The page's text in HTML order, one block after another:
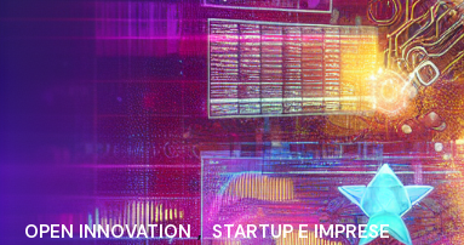
OPEN INNOVATION , STARTUP E IMPRESE